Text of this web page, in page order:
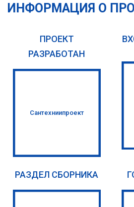
ИНФОРМАЦИЯ О
ПРОЕКТ
РАЗРАБОТАН
Сантехниипроект
РАЗДЕЛ СБОРНИКА